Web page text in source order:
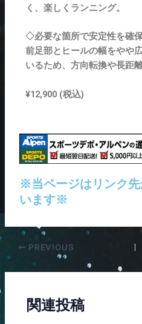
く、楽しくランニング。
◇必要な箇所で安定性を確
前足部とヒールの幅をやや
いるため、方向転換や長距
¥12,900 (税込)
※当ページはリンク
います※
PREVIOUS
関連投稿